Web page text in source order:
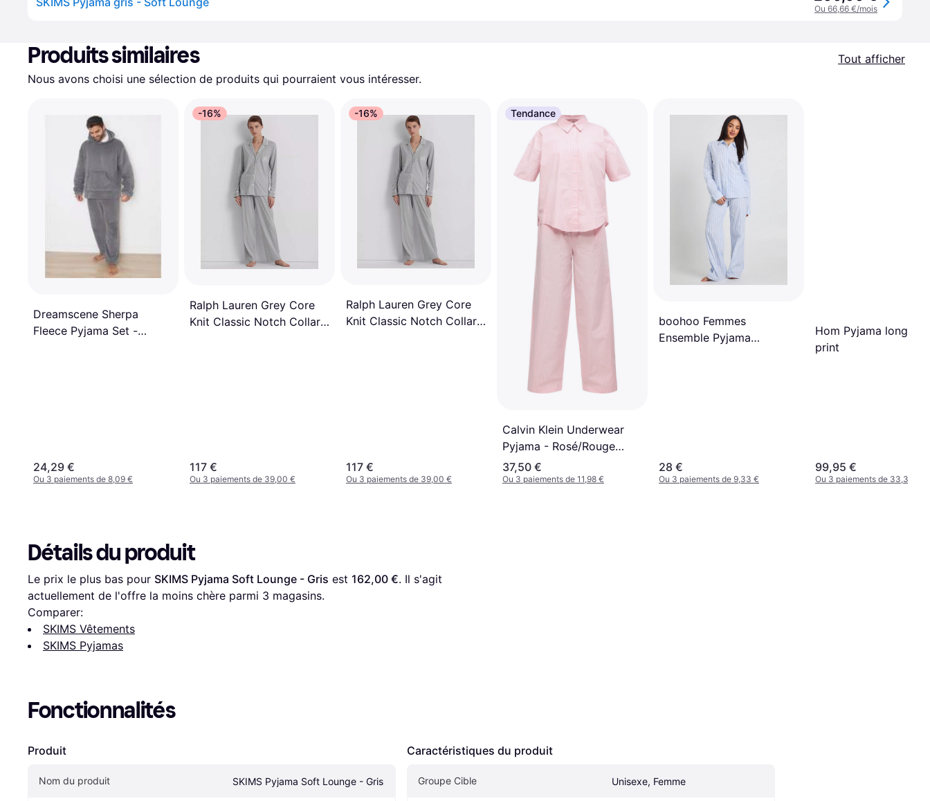
Ou 66,66 €/mois
Produits similaires
Tout afficher
Nous avons choisi une sélection de produits qui pourraient vous intéresser.
Dreamscene Sherpa
Fleece Pyjama Set -
24,29 €
Ou 3 paiements de 8,09 €
-16%
Ralph Lauren Grey Core
Knit Classic Notch Collar
117 €
Ou 3 paiements de 39,00 €
-16%
Ralph Lauren Grey Core
Knit Classic Notch Collar
117 €
Ou 3 paiements de 39,00 €
Tendance
Calvin Klein Underwear
Pyjama - Rosé/Rouge
Clair
37,50 €
Ou 3 paiements de 11,98 €
boohoo Femmes
Ensemble Pyjama
28 €
Ou 3 paiements de 9,33 €
Hom Pyjama long -
print
99,95 €
Ou 3 paiements de 33,31 €
Détails du produit
Le prix le plus bas pour SKIMS Pyjama Soft Lounge - Gris est 162,00 €. Il s'agit
actuellement de l'offre la moins chère parmi 3 magasins.
Comparer:
SKIMS Vêtements
SKIMS Pyjamas
Fonctionnalités
Produit
Nom du produit SKIMS Pyjama Soft Lounge - Gris
Caractéristiques du produit
Groupe Cible Unisexe, Femme